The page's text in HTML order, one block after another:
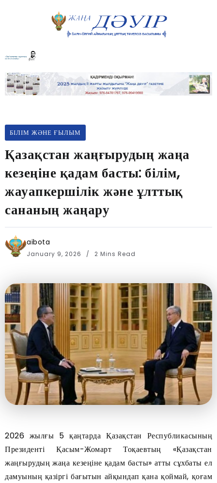
БІЛІМ ЖӘНЕ ҒЫЛЫМ
Қазақстан жаңғырудың жаңа
кезеңіне қадам басты: білім,
жауапкершілік және ұлттық
сананың жаңару
aibota
January 9, 2026 2 Mins Read
2026 жылғы 5 қаңтарда Қазақстан Республикасының
Президенті Қасым-Жомарт Тоқаевтың «Қазақстан
жаңғырудың жаңа кезеңіне қадам басты» атты сұхбаты ел
дамуының қазіргі бағытын айқындап қана қоймай, қоғам